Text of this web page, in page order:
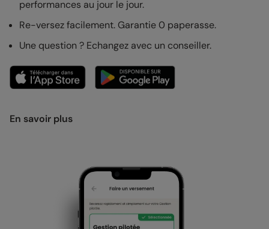
performances au jour le jour.
Re-versez facilement. Garantie 0 paperasse.
Une question ? Echangez avec un conseiller.
En savoir plus